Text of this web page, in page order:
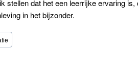
stellen dat het een leerrijke ervaring
in het bijzonder.